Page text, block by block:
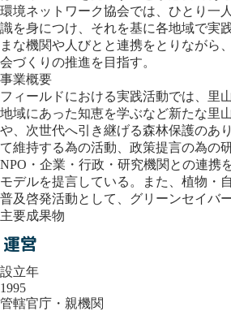
環境ネットワーク協会では、ひとり一
識を身につけ、それを基に各地域で実
まな機関や人びとと連携をとりながら
会づくりの推進を目指す。
事業概要
フィールドにおける実践活動では、里
地域にあった知恵を学ぶなど新たな里
や、次世代へ引き継げる森林保護のあ
て維持する為の活動、政策提言の為の
NPO・企業・行政・研究機関との連携
モデルを提言している。また、植物・
普及啓発活動として、グリーンセイバ
主要成果物
運営
設立年
1995
管轄官庁・親機関